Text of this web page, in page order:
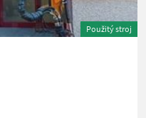
Použitý stroj